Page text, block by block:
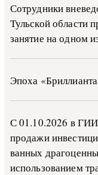
Сотрудники
Тульской области
занятие на одном
Эпоха
С 01.10.2026 в
про­да­жи
ван­ных
ис­поль­зо­ва­ни­ем